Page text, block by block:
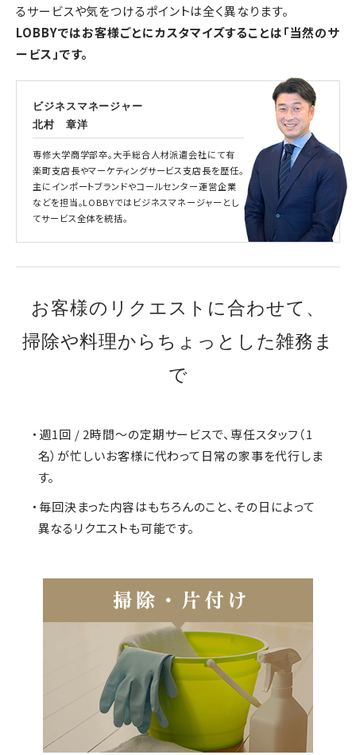
るサービスや気をつけるポイントは全く異なります。
LOBBYではお客様ごとにカスタマイズすることは「当然のサ
ービス」です。
ビジネスマネージャー
北村 章洋
専修大学商学部卒。大手総合人材派遣会社にて有
楽町支店長やマーケティングサービス支店長を歴任。
主にインポートブランドやコールセンター運営企業
などを担当。LOBBYではビジネスマネージャーとし
てサービス全体を統括。
お客様のリクエストに合わせて、
掃除や料理からちょっとした雑務ま
で
・週1回 / 2時間～の定期サービスで、専任スタッフ（1
名）が忙しいお客様に代わって日常の家事を代行しま
す。
・毎回決まった内容はもちろんのこと、その日によって
異なるリクエストも可能です。